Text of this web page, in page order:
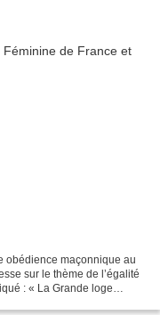
obédience maçonnique au
sur le thème de l’égalité
: « La Grande loge